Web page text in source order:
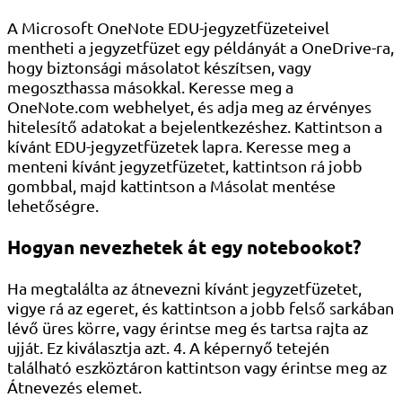
A Microsoft OneNote EDU-jegyzetfüzeteivel
mentheti a jegyzetfüzet egy példányát a OneDrive-ra,
hogy biztonsági másolatot készítsen, vagy
megoszthassa másokkal. Keresse meg a
OneNote.com webhelyet, és adja meg az érvényes
hitelesítő adatokat a bejelentkezéshez. Kattintson a
kívánt EDU-jegyzetfüzetek lapra. Keresse meg a
menteni kívánt jegyzetfüzetet, kattintson rá jobb
gombbal, majd kattintson a Másolat mentése
lehetőségre.
Hogyan nevezhetek át egy notebookot?
Ha megtalálta az átnevezni kívánt jegyzetfüzetet,
vigye rá az egeret, és kattintson a jobb felső sarkában
lévő üres körre, vagy érintse meg és tartsa rajta az
ujját. Ez kiválasztja azt. 4. A képernyő tetején
található eszköztáron kattintson vagy érintse meg az
Átnevezés elemet.